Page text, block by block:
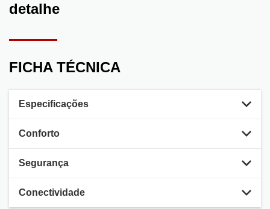
detalhe
FICHA TÉCNICA
Especificações
Conforto
Segurança
Conectividade